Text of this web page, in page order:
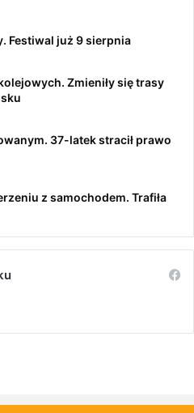
Festiwal już 9 sierpnia
Zmieniły się trasy
37-latek stracił prawo
z samochodem. Trafiła